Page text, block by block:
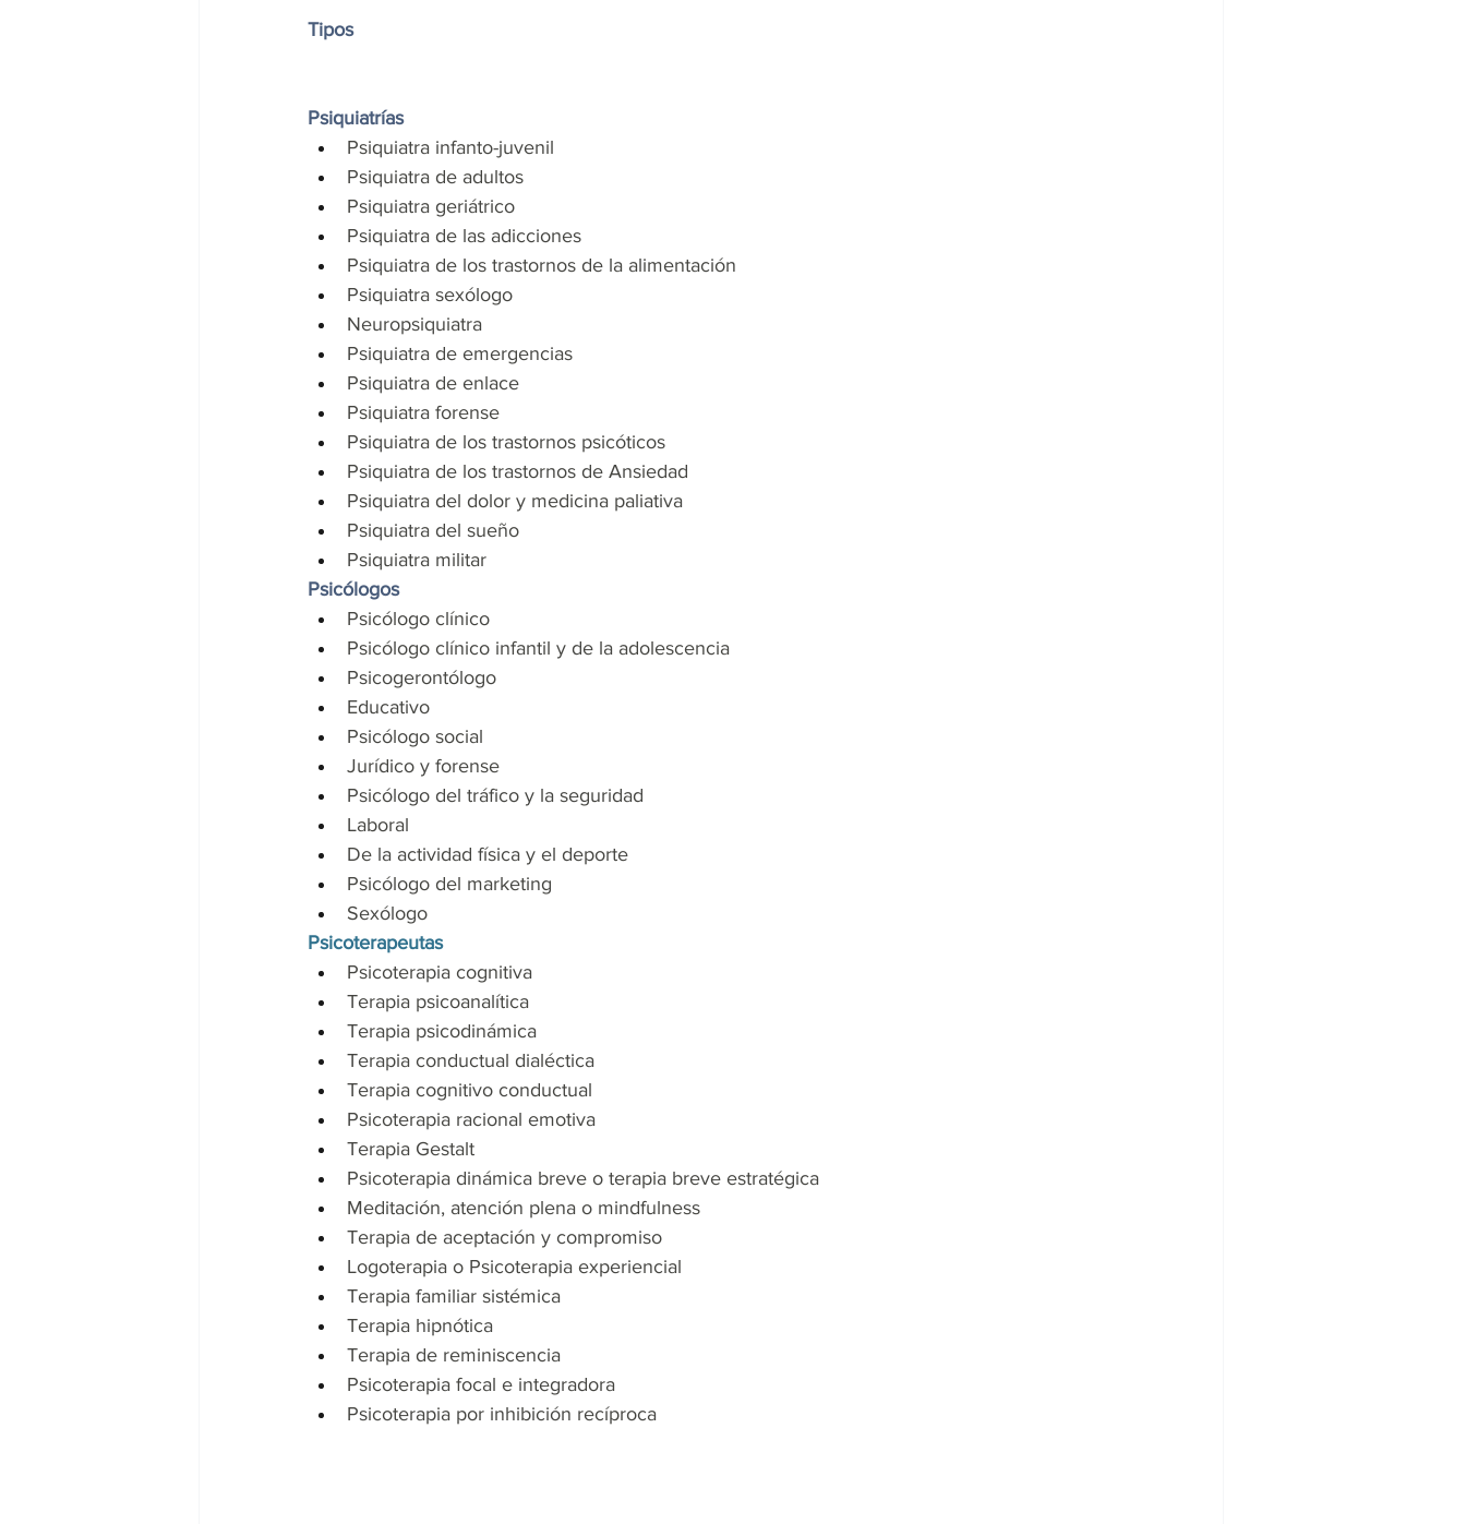
Tipos
Psiquiatrías
Psiquiatra infanto-juvenil
Psiquiatra de adultos
Psiquiatra geriátrico
Psiquiatra de las adicciones
Psiquiatra de los trastornos de la alimentación
Psiquiatra sexólogo
Neuropsiquiatra
Psiquiatra de emergencias
Psiquiatra de enlace
Psiquiatra forense
Psiquiatra de los trastornos psicóticos
Psiquiatra de los trastornos de Ansiedad
Psiquiatra del dolor y medicina paliativa
Psiquiatra del sueño
Psiquiatra militar
Psicólogos
Psicólogo clínico
Psicólogo clínico infantil y de la adolescencia
Psicogerontólogo
Educativo
Psicólogo social
Jurídico y forense
Psicólogo del tráfico y la seguridad
Laboral
De la actividad física y el deporte
Psicólogo del marketing
Sexólogo
Psicoterapeutas
Psicoterapia cognitiva
Terapia psicoanalítica
Terapia psicodinámica
Terapia conductual dialéctica
Terapia cognitivo conductual
Psicoterapia racional emotiva
Terapia Gestalt
Psicoterapia dinámica breve o terapia breve estratégica
Meditación, atención plena o mindfulness
Terapia de aceptación y compromiso
Logoterapia o Psicoterapia experiencial
Terapia familiar sistémica
Terapia hipnótica
Terapia de reminiscencia
Psicoterapia focal e integradora
Psicoterapia por inhibición recíproca